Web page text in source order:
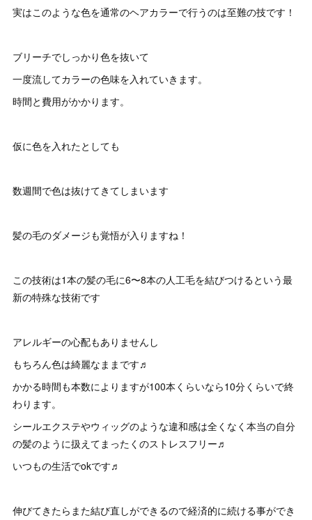
実はこのような色を通常のヘアカラーで行うのは至難の技です！
ブリーチでしっかり色を抜いて
一度流してカラーの色味を入れていきます。
時間と費用がかかります。
仮に色を入れたとしても
数週間で色は抜けてきてしまいます
髪の毛のダメージも覚悟が入りますね！
この技術は1本の髪の毛に6〜8本の人工毛を結びつけるという最
新の特殊な技術です
アレルギーの心配もありませんし
もちろん色は綺麗なままです♬
かかる時間も本数によりますが100本くらいなら10分くらいで終
わります。
シールエクステやウィッグのような違和感は全くなく本当の自分
の髪のように扱えてまったくのストレスフリー♬
いつもの生活でokです♬
伸びてきたらまた結び直しができるので経済的に続ける事ができ